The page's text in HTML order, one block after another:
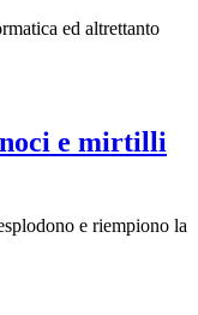
ed altrettanto
noci e mirtilli
e riempiono la